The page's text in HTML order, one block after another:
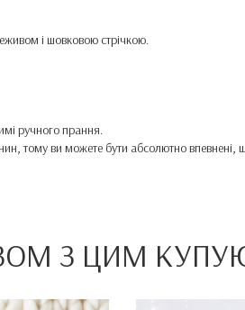
і шовковою стрічкою.
ручного прання.
тому ви можете бути абсолютно
З ЦИМ